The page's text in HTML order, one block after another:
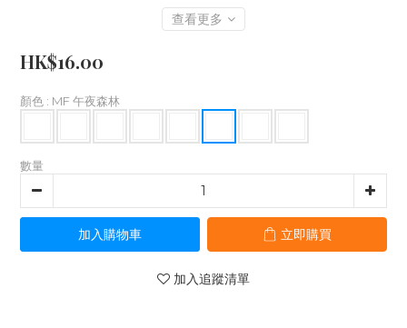
查看更多
HK$16.00
顏色 : MF 午夜森林
數量
加入購物車 立即購買
加入追蹤清單